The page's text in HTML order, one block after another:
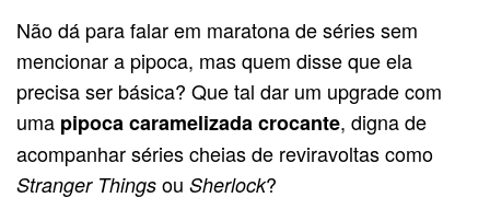
Não dá para falar em maratona de séries sem
mencionar a pipoca, mas quem disse que ela
precisa ser básica? Que tal dar um upgrade com
uma pipoca caramelizada crocante, digna de
acompanhar séries cheias de reviravoltas como
Stranger Things ou Sherlock?